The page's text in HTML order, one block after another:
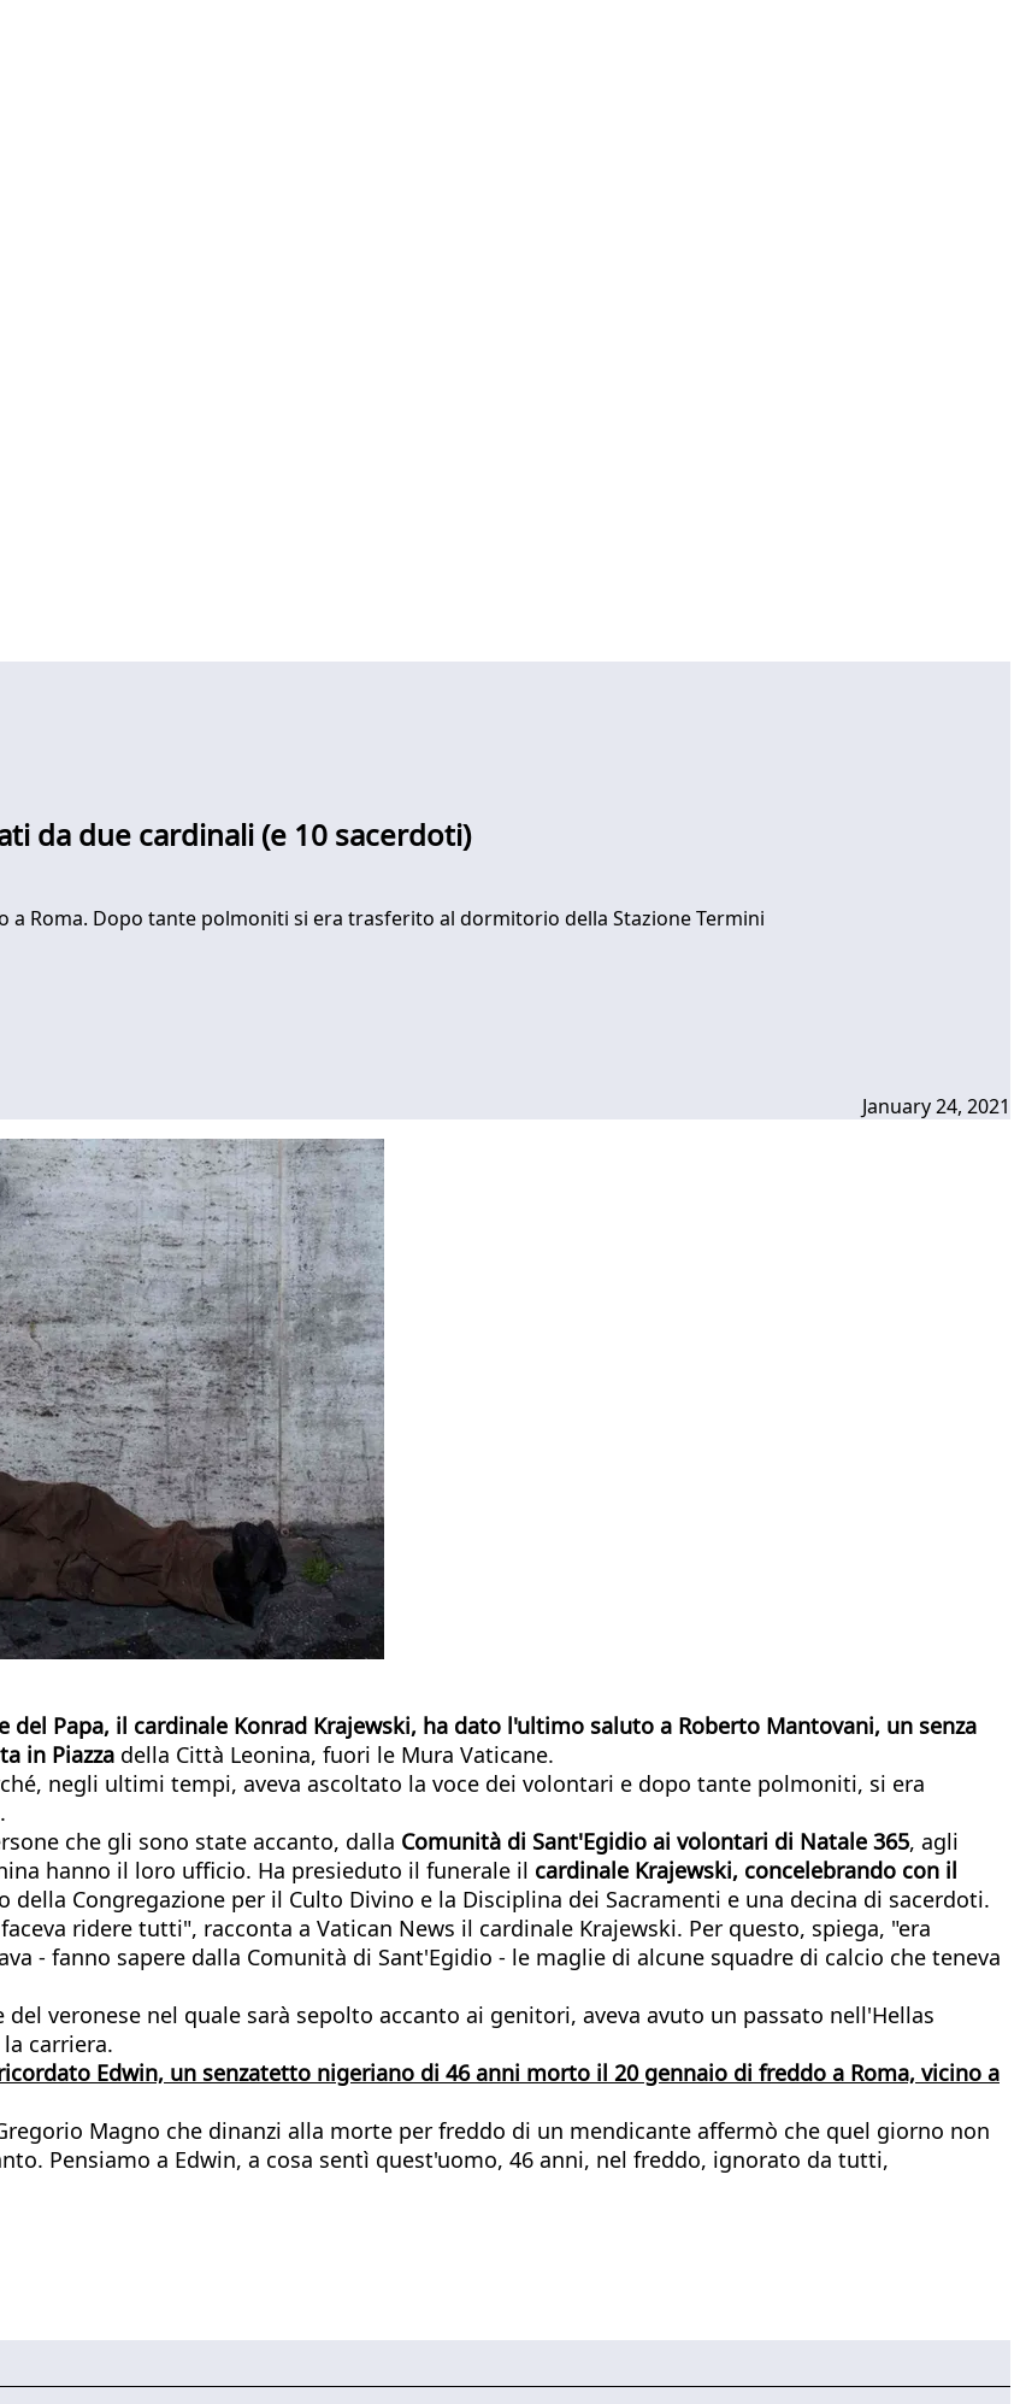
da due cardinali (e 10 sacerdoti)
a Roma. Dopo tante polmoniti si era trasferito al dormitorio della Stazione Termini
January 24, 2021
del Papa, il cardinale Konrad Krajewski, ha dato l'ultimo saluto a Roberto Mantovani, un senza
in Piazza della Città Leonina, fuori le Mura Vaticane.
negli ultimi tempi, aveva ascoltato la voce dei volontari e dopo tante polmoniti, si era
che gli sono state accanto, dalla Comunità di Sant'Egidio ai volontari di Natale 365, agli
hanno il loro ufficio. Ha presieduto il funerale il cardinale Krajewski, concelebrando con il
Congregazione per il Culto Divino e la Disciplina dei Sacramenti e una decina di sacerdoti.
ridere tutti", racconta a Vatican News il cardinale Krajewski. Per questo, spiega, "era
- fanno sapere dalla Comunità di Sant'Egidio - le maglie di alcune squadre di calcio che teneva
veronese nel quale sarà sepolto accanto ai genitori, aveva avuto un passato nell'Hellas
carriera.
Edwin, un senzatetto nigeriano di 46 anni morto il 20 gennaio di freddo a Roma, vicino a
Magno che dinanzi alla morte per freddo di un mendicante affermò che quel giorno non
Pensiamo a Edwin, a cosa sentì quest'uomo, 46 anni, nel freddo, ignorato da tutti,